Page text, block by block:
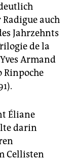
auch
Jahrzehnts
de la
Armand
Rinpoche
Éliane
darin
Cellisten